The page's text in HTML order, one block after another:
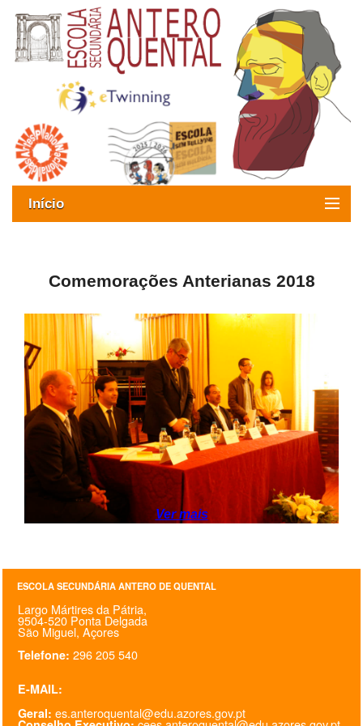
Início
Oferta formativa
ESAQ sem Bullying
SASE
Clubes Escolares
Matrículas
ESAQ
@parlamentodosjovens_esaq
@clube_robotica.esaq
ALUNOS
Comemorações Anterianas 2018
Ver mais
ESCOLA SECUNDÁRIA ANTERO DE QUENTAL
Largo Mártires da Pátria,
9504-520 Ponta Delgada
São Miguel, Açores
Telefone: 296 205 540
E-MAIL:
Geral: es.anteroquental@edu.azores.gov.pt